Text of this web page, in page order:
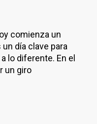
comienza un
día clave para
lo diferente. En el
un giro